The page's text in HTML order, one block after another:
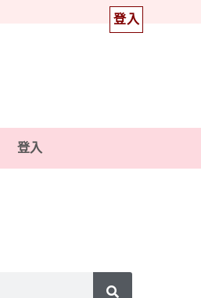
登入
登入